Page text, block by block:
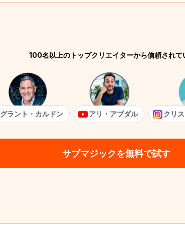
100名以上のトップクリエイターから信頼されて
グラント・カルドン アリ・アブダル クリ
サブマジックを無料で試す